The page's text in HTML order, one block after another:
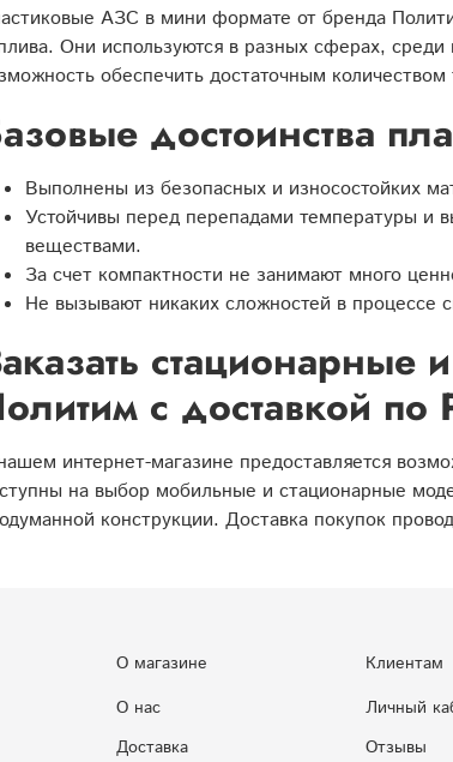
АЗС в мини формате от бренда
Они используются в разных сферах, среди
обеспечить достаточным
достоинства
Выполнены из безопасных и износостойких
Устойчивы перед перепадами температуры и
веществами.
За счет компактности не занимают много
Не вызывают никаких сложностей в процессе
с доставкой по
интернет-магазине предоставляется
на выбор мобильные и стационарные
конструкции. Доставка покупок
О магазине
О нас
Доставка
Клиентам
Личный
Отзывы